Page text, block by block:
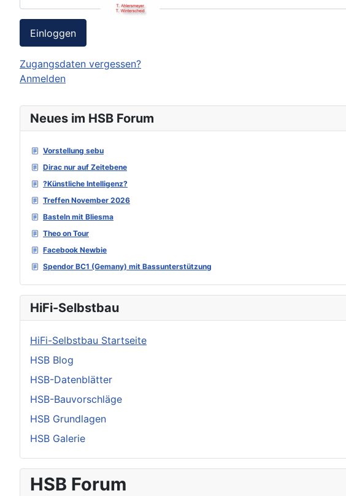
Neues im HSB Forum
Vorstellung sebu
Dirac nur auf Zeitebene
?Künstliche Intelligenz?
Treffen November 2026
Basteln mit Bliesma
Theo on Tour
Facebook Newbie
Spendor BC1 (Gemany) mit Bassunterstützung
HiFi-Selbstbau
HiFi-Selbstbau Startseite
HSB Blog
HSB-Datenblätter
HSB-Bauvorschläge
HSB Grundlagen
HSB Galerie
HSB Forum
Einloggen
Zugangsdaten vergessen?
Anmelden